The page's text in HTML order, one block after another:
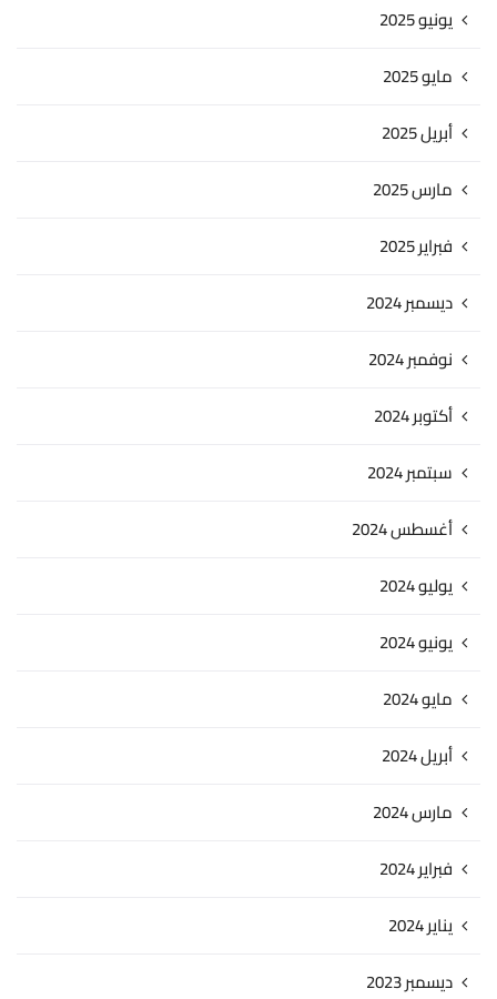
يونيو 2025
مايو 2025
أبريل 2025
مارس 2025
فبراير 2025
ديسمبر 2024
نوفمبر 2024
أكتوبر 2024
سبتمبر 2024
أغسطس 2024
يوليو 2024
يونيو 2024
مايو 2024
أبريل 2024
مارس 2024
فبراير 2024
يناير 2024
ديسمبر 2023